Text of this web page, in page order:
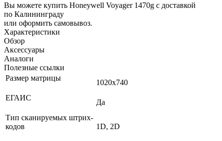
Вы можете купить Honeywell Voyager 1470g с доставкой
по Калининграду
или оформить самовывоз.
Характеристики
Обзор
Аксессуары
Аналоги
Полезные ссылки
Размер матрицы
1020x740
ЕГАИС
Да
Тип сканируемых штрих-
кодов
1D, 2D